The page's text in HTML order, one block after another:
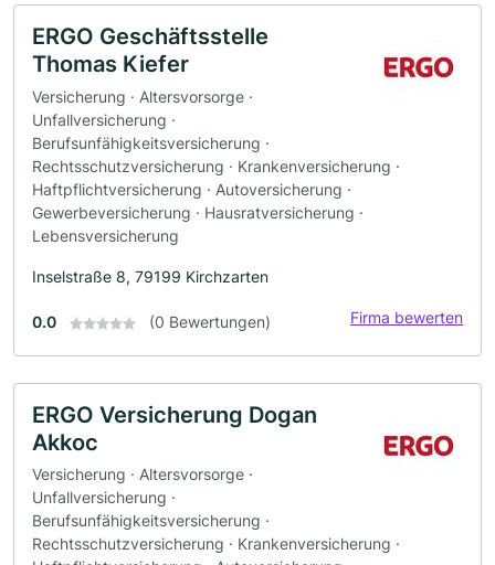
ERGO Geschäftsstelle
Thomas Kiefer
Versicherung · Altersvorsorge ·
Unfallversicherung ·
Berufsunfähigkeitsversicherung ·
Rechtsschutzversicherung · Krankenversicherung ·
Haftpflichtversicherung · Autoversicherung ·
Gewerbeversicherung · Hausratversicherung ·
Lebensversicherung
Inselstraße 8, 79199 Kirchzarten
0.0 (0 Bewertungen) Firma bewerten
ERGO Versicherung Dogan
Akkoc
Versicherung · Altersvorsorge ·
Unfallversicherung ·
Berufsunfähigkeitsversicherung ·
Rechtsschutzversicherung · Krankenversicherung ·